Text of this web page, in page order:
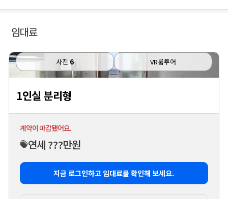
임대료
사진 6 VR룸투어
1인실 분리형
계약이 마감됐어요.
연세 ???만원
지금 로그인하고 임대료를 확인해 보세요.